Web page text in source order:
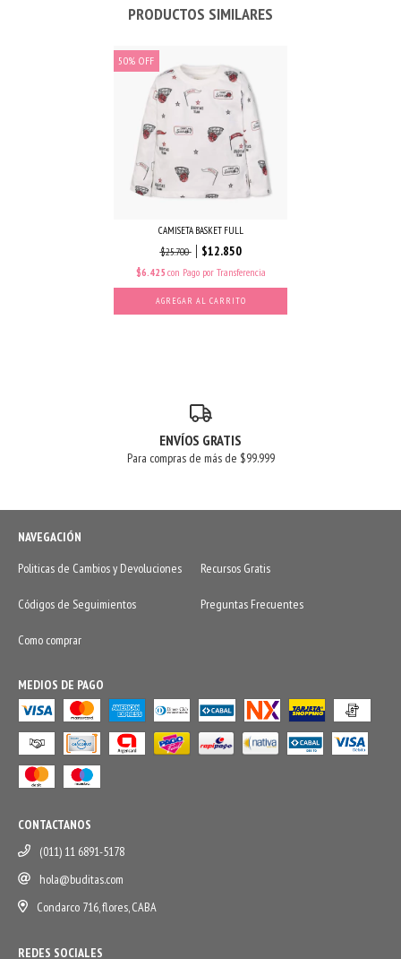
PRODUCTOS SIMILARES
50% OFF
CAMISETA BASKET FULL
$25.700 $12.850
$6.425 con Pago por Transferencia
AGREGAR AL CARRITO
ENVÍOS GRATIS
Para compras de más de $99.999
NAVEGACIÓN
Politicas de Cambios y Devoluciones
Recursos Gratis
Códigos de Seguimientos Preguntas Frecuentes
Como comprar
MEDIOS DE PAGO
CONTACTANOS
(011) 11 6891-5178
hola@buditas.com
Condarco 716, flores, CABA
REDES SOCIALES